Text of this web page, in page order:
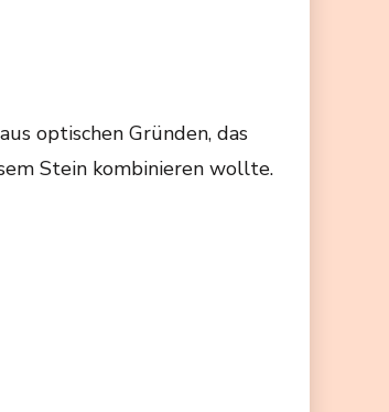
optischen Gründen, das
Stein kombinieren wollte.